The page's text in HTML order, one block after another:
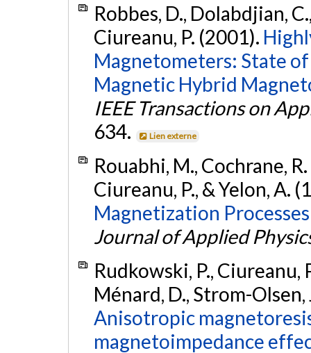
Robbes, D., Dolabdjian,
Ciureanu, P. (2001).
Magnetometers: State
Magnetic Hybrid
IEEE Transactions on
634.
Lien externe
Rouabhi, M., Cochrane,
Ciureanu, P., & Yelon, A.
Magnetization
Journal of Applied
Rudkowski, P., Ciureanu,
Ménard, D., Strom-Olsen,
Anisotropic
magnetoimpedance